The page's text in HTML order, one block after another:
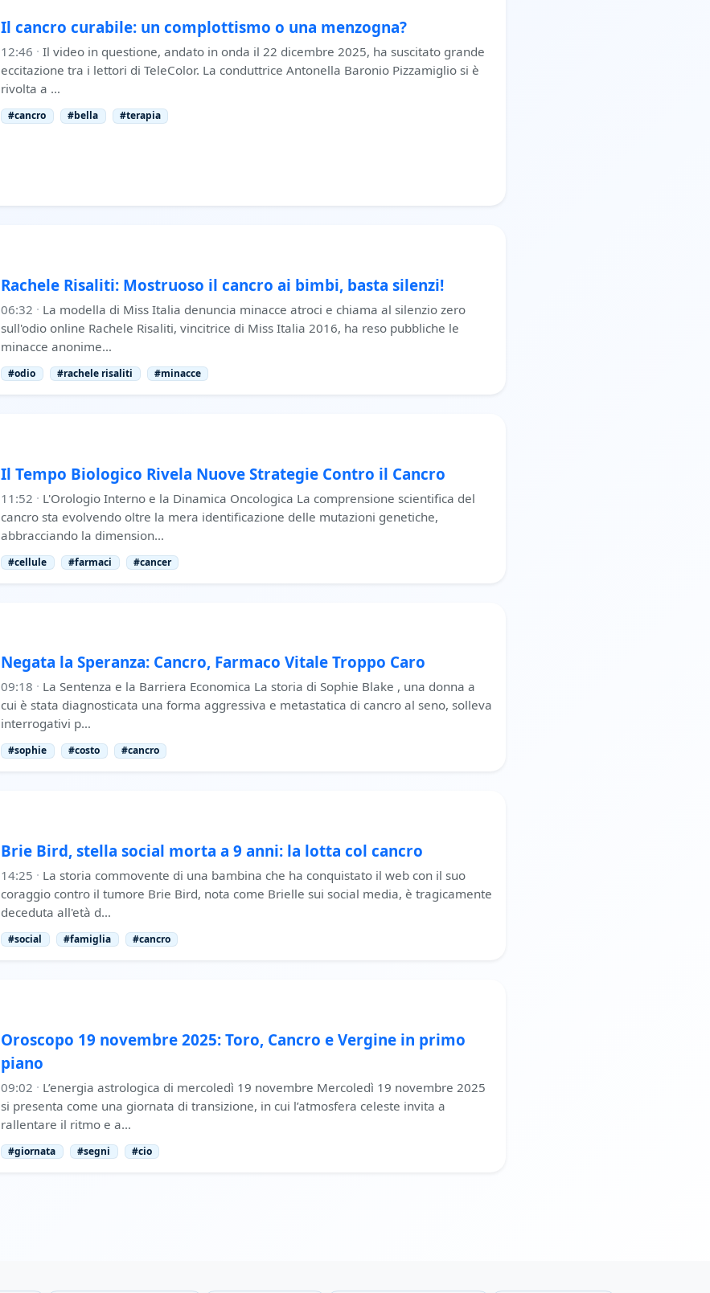
Il cancro curabile: un complottismo o una menzogna?
12:46 · Il video in questione, andato in onda il 22 dicembre 2025, ha suscitato grande
eccitazione tra i lettori di TeleColor. La conduttrice Antonella Baronio Pizzamiglio si è
rivolta a …
#cancro #bella #terapia
Rachele Risaliti: Mostruoso il cancro ai bimbi, basta silenzi!
06:32 · La modella di Miss Italia denuncia minacce atroci e chiama al silenzio zero
sull'odio online Rachele Risaliti, vincitrice di Miss Italia 2016, ha reso pubbliche le
minacce anonime…
#odio #rachele risaliti #minacce
Il Tempo Biologico Rivela Nuove Strategie Contro il Cancro
11:52 · L'Orologio Interno e la Dinamica Oncologica La comprensione scientifica del
cancro sta evolvendo oltre la mera identificazione delle mutazioni genetiche,
abbracciando la dimension…
#cellule #farmaci #cancer
Negata la Speranza: Cancro, Farmaco Vitale Troppo Caro
09:18 · La Sentenza e la Barriera Economica La storia di Sophie Blake , una donna a
cui è stata diagnosticata una forma aggressiva e metastatica di cancro al seno, solleva
interrogativi p…
#sophie #costo #cancro
Brie Bird, stella social morta a 9 anni: la lotta col cancro
14:25 · La storia commovente di una bambina che ha conquistato il web con il suo
coraggio contro il tumore Brie Bird, nota come Brielle sui social media, è tragicamente
deceduta all'età d…
#social #famiglia #cancro
Oroscopo 19 novembre 2025: Toro, Cancro e Vergine in primo
piano
09:02 · L’energia astrologica di mercoledì 19 novembre Mercoledì 19 novembre 2025
si presenta come una giornata di transizione, in cui l’atmosfera celeste invita a
rallentare il ritmo e a…
#giornata #segni #cio